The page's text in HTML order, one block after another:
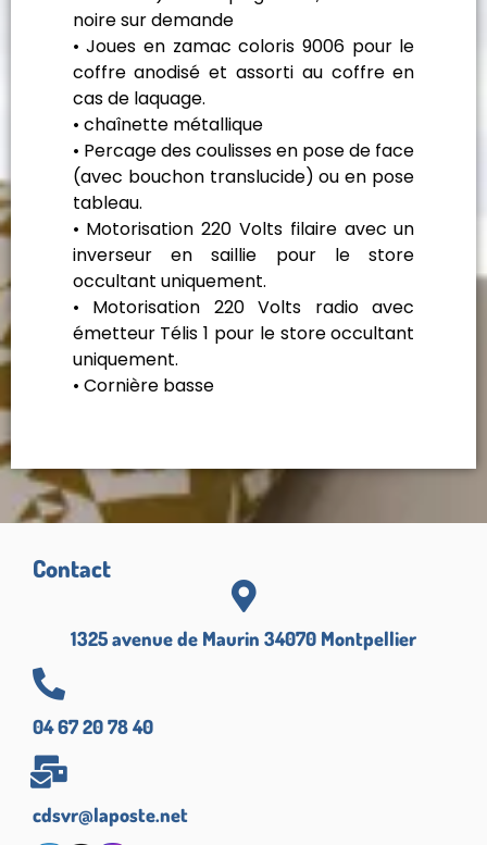
noire sur demande
• Joues en zamac coloris 9006 pour le
coffre anodisé et assorti au coffre en
cas de laquage.
• chaînette métallique
• Percage des coulisses en pose de face
(avec bouchon translucide) ou en pose
tableau.
• Motorisation 220 Volts filaire avec un
inverseur en saillie pour le store
occultant uniquement.
• Motorisation 220 Volts radio avec
émetteur Télis 1 pour le store occultant
uniquement.
• Cornière basse
Contact
1325 avenue de Maurin 34070 Montpellier
04 67 20 78 40
cdsvr@laposte.net